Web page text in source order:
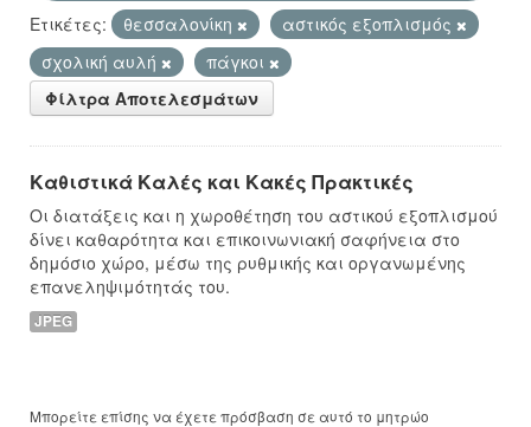
Ετικέτες:
θεσσαλονίκη
αστικός εξοπλισμός
σχολική αυλή
πάγκοι
Φίλτρα Αποτελεσμάτων
Καθιστικά Καλές και Κακές Πρακτικές
Οι διατάξεις και η χωροθέτηση του αστικού εξοπλισμού
δίνει καθαρότητα και επικοινωνιακή σαφήνεια στο
δημόσιο χώρο, μέσω της ρυθμικής και οργανωμένης
επανεληψιμότητάς του.
JPEG
Μπορείτε επίσης να έχετε πρόσβαση σε αυτό το μητρώο